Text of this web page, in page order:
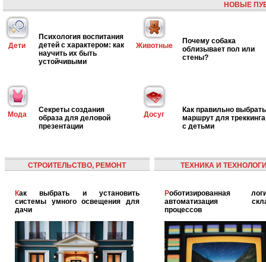
НОВЫЕ
Дети
Психология воспитания
детей с характером: как
научить их быть
устойчивыми
Животные
Почему собака
облизывает пол или
стены?
Мода
Секреты создания
образа для деловой
презентации
Досуг
Как правильно выбрать
маршрут для треккинга
с детьми
СТРОИТЕЛЬСТВО, РЕМОНТ
Как выбрать и установить
системы умного освещения для
дачи
ТЕХНИКА И
Роботизированная логистика:
автоматизация
процессов